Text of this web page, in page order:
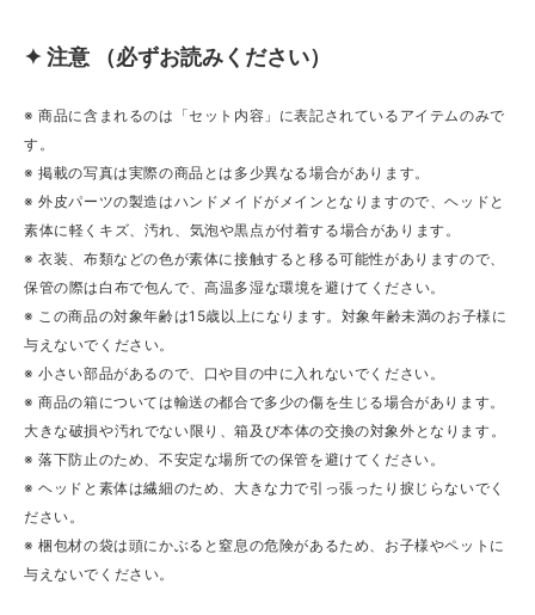
✦ 注意 （必ずお読みください）
※ 商品に含まれるのは「セット内容」に表記されているアイテムのみで
す。
※ 掲載の写真は実際の商品とは多少異なる場合があります。
※ 外皮パーツの製造はハンドメイドがメインとなりますので、ヘッドと
素体に軽くキズ、汚れ、気泡や黒点が付着する場合があります。
※ 衣装、布類などの色が素体に接触すると移る可能性がありますので、
保管の際は白布で包んで、高温多湿な環境を避けてください。
※ この商品の対象年齢は15歳以上になります。対象年齢未満のお子様に
与えないでください。
※ 小さい部品があるので、口や目の中に入れないでください。
※ 商品の箱については輸送の都合で多少の傷を生じる場合があります。
大きな破損や汚れでない限り、箱及び本体の交換の対象外となります。
※ 落下防止のため、不安定な場所での保管を避けてください。
※ ヘッドと素体は繊細のため、大きな力で引っ張ったり捩じらないでく
ださい。
※ 梱包材の袋は頭にかぶると窒息の危険があるため、お子様やペットに
与えないでください。